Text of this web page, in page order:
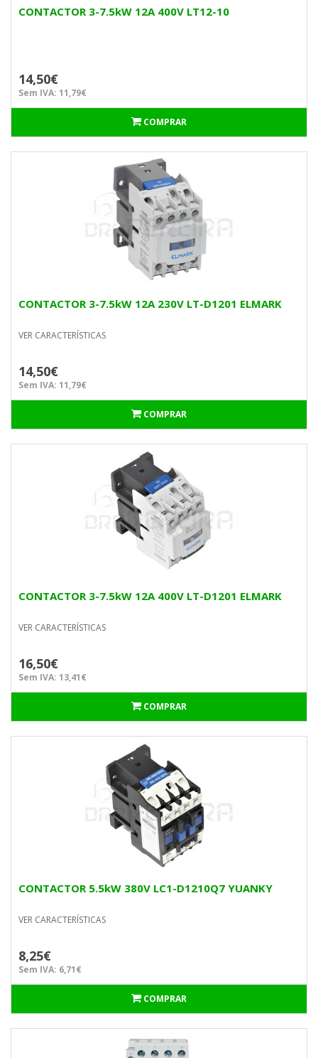
CONTACTOR 3-7.5kW 12A 400V LT12-10
14,50€
Sem IVA: 11,79€
COMPRAR
CONTACTOR 3-7.5kW 12A 230V LT-D1201 ELMARK
VER CARACTERÍSTICAS
14,50€
Sem IVA: 11,79€
COMPRAR
CONTACTOR 3-7.5kW 12A 400V LT-D1201 ELMARK
VER CARACTERÍSTICAS
16,50€
Sem IVA: 13,41€
COMPRAR
CONTACTOR 5.5kW 380V LC1-D1210Q7 YUANKY
VER CARACTERÍSTICAS
8,25€
Sem IVA: 6,71€
COMPRAR